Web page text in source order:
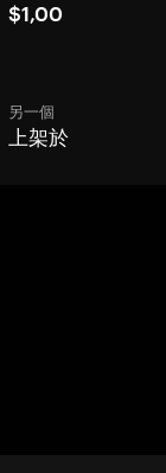
$1,00
另一個
上架於